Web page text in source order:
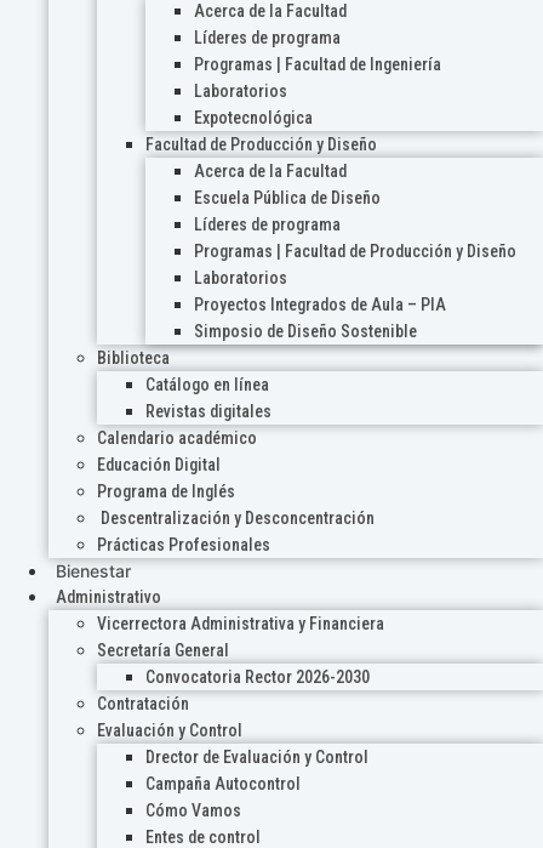
Acerca de la Facultad
Líderes de programa
Programas | Facultad de Ingeniería
Laboratorios
Expotecnológica
Facultad de Producción y Diseño
Acerca de la Facultad
Escuela Pública de Diseño
Líderes de programa
Programas | Facultad de Producción y Diseño
Laboratorios
Proyectos Integrados de Aula – PIA
Simposio de Diseño Sostenible
Biblioteca
Catálogo en línea
Revistas digitales
Calendario académico
Educación Digital
Programa de Inglés
Descentralización y Desconcentración
Prácticas Profesionales
Bienestar
Administrativo
Vicerrectora Administrativa y Financiera
Secretaría General
Convocatoria Rector 2026-2030
Contratación
Evaluación y Control
Drector de Evaluación y Control
Campaña Autocontrol
Cómo Vamos
Entes de control